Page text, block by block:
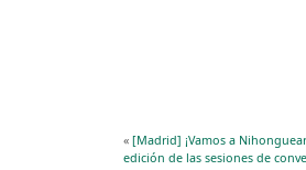
« [Madrid] ¡Vamos a
edición de las sesiones de